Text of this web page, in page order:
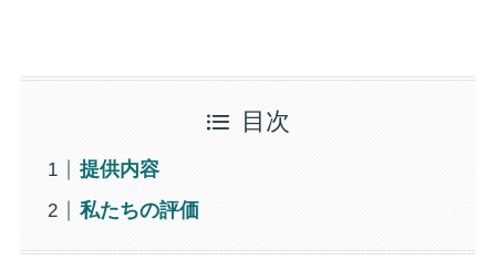
目次
提供内容
私たちの評価